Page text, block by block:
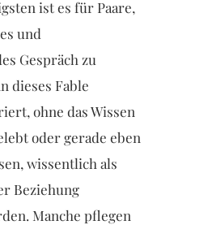
ist es für Paare,
und
Gespräch zu
dieses Fable
ohne das Wissen
oder gerade eben
wissentlich als
Beziehung
Manche pflegen